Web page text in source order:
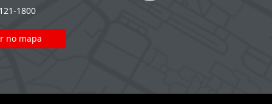
1800
no mapa